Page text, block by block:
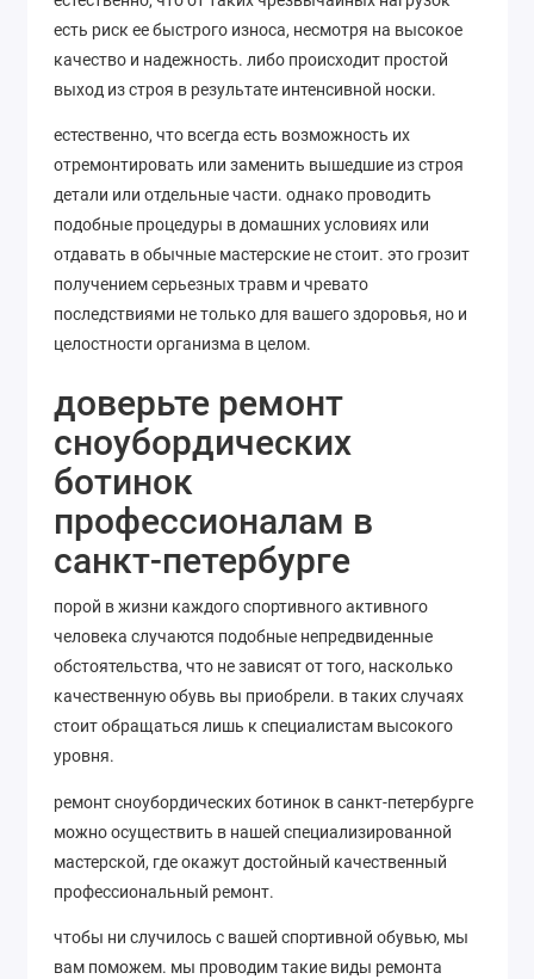
есть риск ее быстрого износа, несмотря на высокое
качество и надежность. либо происходит простой
выход из строя в результате интенсивной носки.
естественно, что всегда есть возможность их
отремонтировать или заменить вышедшие из строя
детали или отдельные части. однако проводить
подобные процедуры в домашних условиях или
отдавать в обычные мастерские не стоит. это грозит
получением серьезных травм и чревато
последствиями не только для вашего здоровья, но и
целостности организма в целом.
доверьте ремонт
сноубордических
ботинок
профессионалам в
санкт-петербурге
порой в жизни каждого спортивного активного
человека случаются подобные непредвиденные
обстоятельства, что не зависят от того, насколько
качественную обувь вы приобрели. в таких случаях
стоит обращаться лишь к специалистам высокого
уровня.
ремонт сноубордических ботинок в санкт-петербурге
можно осуществить в нашей специализированной
мастерской, где окажут достойный качественный
профессиональный ремонт.
чтобы ни случилось с вашей спортивной обувью, мы
вам поможем. мы проводим такие виды ремонта